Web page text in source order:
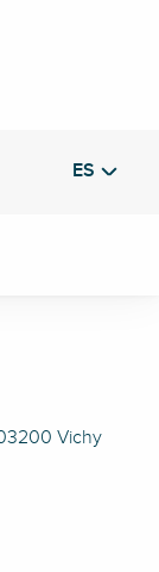
favoris ES
Vichy